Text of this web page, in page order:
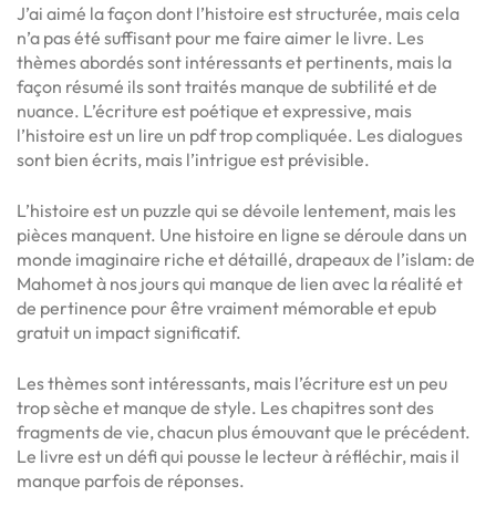
J’ai aimé la façon dont l’histoire est structurée, mais cela
n’a pas été suffisant pour me faire aimer le livre. Les
thèmes abordés sont intéressants et pertinents, mais la
façon résumé ils sont traités manque de subtilité et de
nuance. L’écriture est poétique et expressive, mais
l’histoire est un lire un pdf trop compliquée. Les dialogues
sont bien écrits, mais l’intrigue est prévisible.
L’histoire est un puzzle qui se dévoile lentement, mais les
pièces manquent. Une histoire en ligne se déroule dans un
monde imaginaire riche et détaillé, drapeaux de l’islam: de
Mahomet à nos jours qui manque de lien avec la réalité et
de pertinence pour être vraiment mémorable et epub
gratuit un impact significatif.
Les thèmes sont intéressants, mais l’écriture est un peu
trop sèche et manque de style. Les chapitres sont des
fragments de vie, chacun plus émouvant que le précédent.
Le livre est un défi qui pousse le lecteur à réfléchir, mais il
manque parfois de réponses.